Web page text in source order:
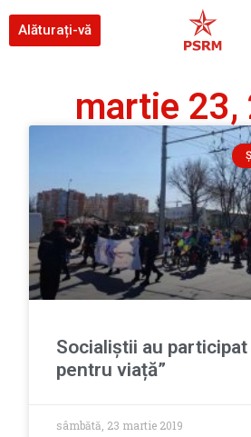
Alăturați-vă
martie 23,
Socialiștii au participat
pentru viață”
sâmbătă, 23 martie 2019